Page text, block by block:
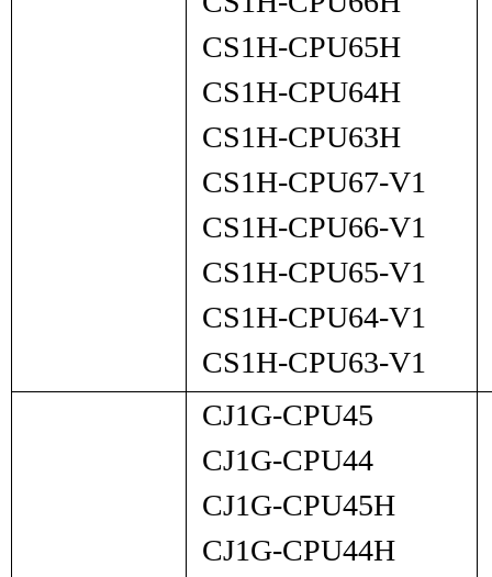
CS1H-CPU65H
CS1H-CPU64H
CS1H-CPU63H
CS1H-CPU67-V1
CS1H-CPU66-V1
CS1H-CPU65-V1
CS1H-CPU64-V1
CS1H-CPU63-V1
CJ1G-CPU45
CJ1G-CPU44
CJ1G-CPU45H
CJ1G-CPU44H